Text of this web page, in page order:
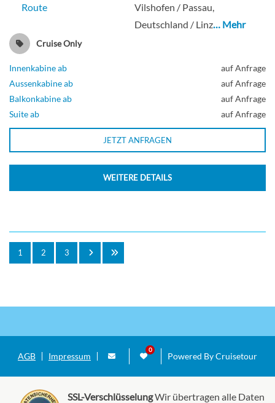
Route
Vilshofen / Passau,
Deutschland / Linz… Mehr
Cruise Only
Innenkabine ab
auf Anfrage
Aussenkabine ab
auf Anfrage
Balkonkabine ab
auf Anfrage
Suite ab
auf Anfrage
JETZT ANFRAGEN
WEITERE DETAILS
1 2 3
AGB Impressum Powered By Cruisetour
SSL-VerschlüsselungWir übertragen alle Daten